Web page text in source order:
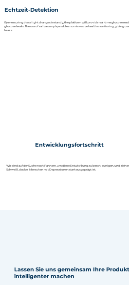
Echtzeit-Detektion
By measuring these light changes instantly, the platform will provide real-time glucose
glucose levels. The use of saliva sample, enables non-invasive health monitoring, giving
levels.
Entwicklungsfortschritt
Wir sind auf der Suche nach Partnern, um diese Entwicklung zu beschleunigen, und
Schweiß, das bei Menschen mit Depressionen stark ausgeprägt ist.
Lassen Sie uns gemeinsam Ihre
intelligenter machen